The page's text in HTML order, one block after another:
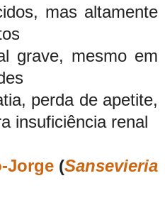
mas altamente
grave, mesmo em
perda de apetite,
insuficiência renal
Jorge (Sansevieria